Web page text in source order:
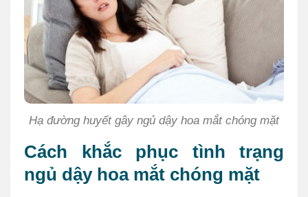
Hạ đường huyết gây ngủ dậy hoa mắt chóng mặt
Cách khắc phục tình trạng
ngủ dậy hoa mắt chóng mặt